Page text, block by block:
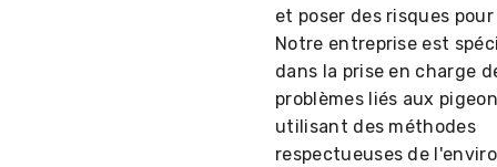
et poser des risques
Notre entreprise est
dans la prise en charge
problèmes liés aux
utilisant des méthodes
respectueuses de